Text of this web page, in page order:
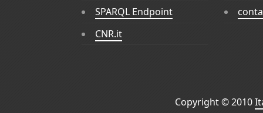
SPARQL Endpoint
CNR.it
Copyright © 2010